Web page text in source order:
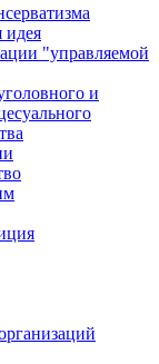
идея
"управляемой
и